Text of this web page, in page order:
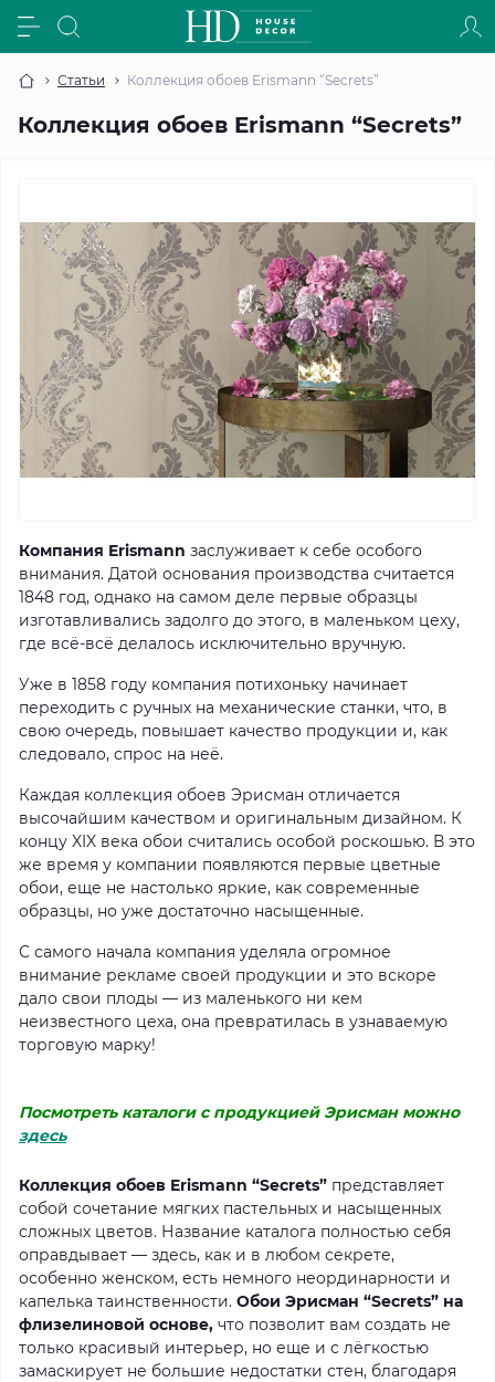
Статьи Коллекция обоев Erismann “Secrets”
Коллекция обоев Erismann “Secrets”
Компания Erismann заслуживает к себе особого
внимания. Датой основания производства считается
1848 год, однако на самом деле первые образцы
изготавливались задолго до этого, в маленьком цеху,
где всё-всё делалось исключительно вручную.
Уже в 1858 году компания потихоньку начинает
переходить с ручных на механические станки, что, в
свою очередь, повышает качество продукции и, как
следовало, спрос на неё.
Каждая коллекция обоев Эрисман отличается
высочайшим качеством и оригинальным дизайном. К
концу XIX века обои считались особой роскошью. В это
же время у компании появляются первые цветные
обои, еще не настолько яркие, как современные
образцы, но уже достаточно насыщенные.
С самого начала компания уделяла огромное
внимание рекламе своей продукции и это вскоре
дало свои плоды — из маленького ни кем
неизвестного цеха, она превратилась в узнаваемую
торговую марку!
Посмотреть каталоги с продукцией Эрисман можно
здесь
Коллекция обоев Erismann “Secrets” представляет
собой сочетание мягких пастельных и насыщенных
сложных цветов. Название каталога полностью себя
оправдывает — здесь, как и в любом секрете,
особенно женском, есть немного неординарности и
капелька таинственности. Обои Эрисман “Secrets” на
флизелиновой основе, что позволит вам создать не
только красивый интерьер, но еще и с лёгкостью
замаскирует не большие недостатки стен, благодаря